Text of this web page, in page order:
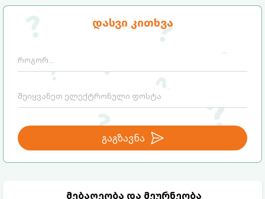
დასვი კითხვა
გაგზავნა
მებაღეობა და მეურნეობა